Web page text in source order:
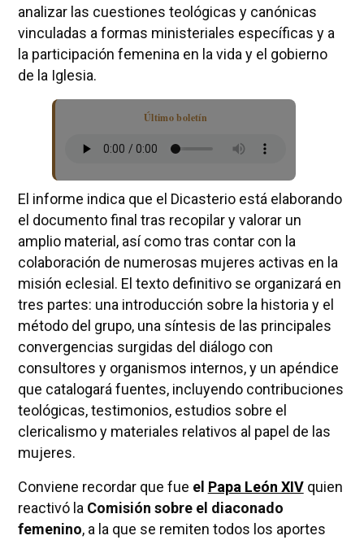
analizar las cuestiones teológicas y canónicas
vinculadas a formas ministeriales específicas y a
la participación femenina en la vida y el gobierno
de la Iglesia.
Último boletín
El informe indica que el Dicasterio está elaborando
el documento final tras recopilar y valorar un
amplio material, así como tras contar con la
colaboración de numerosas mujeres activas en la
misión eclesial. El texto definitivo se organizará en
tres partes: una introducción sobre la historia y el
método del grupo, una síntesis de las principales
convergencias surgidas del diálogo con
consultores y organismos internos, y un apéndice
que catalogará fuentes, incluyendo contribuciones
teológicas, testimonios, estudios sobre el
clericalismo y materiales relativos al papel de las
mujeres.
Conviene recordar que fue el Papa León XIVquien
reactivó la Comisión sobre el diaconado
femenino, a la que se remiten todos los aportes